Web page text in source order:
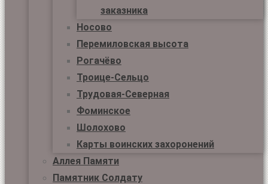
заказника
Носово
Перемиловская высота
Рогачёво
Троице-Сельцо
Трудовая-Северная
Фоминское
Шолохово
Карты воинских захоронений
Аллея Памяти
Памятник Солдату